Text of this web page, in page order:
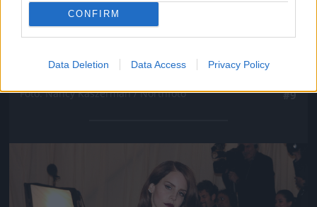
CONFIRM
Data Deletion Data Access Privacy Policy
Persze sokkal többet mutatott a hátából
Fotó: Nancy Kaszerman / Northfoto #9
Jön még kép!